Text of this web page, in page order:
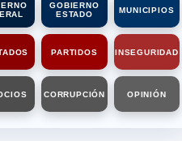
GOBIERNO
ESTADO
MUNICIPIOS
PARTIDOS INSEGURIDAD
CORRUPCIÓN OPINIÓN